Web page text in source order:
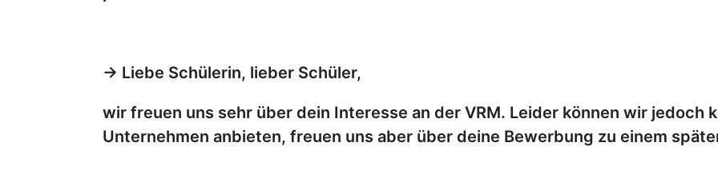
→ Liebe Schülerin, lieber Schüler,
wir freuen uns sehr über dein Interesse an der VRM. Leider können wir jedoch
Unternehmen anbieten, freuen uns aber über deine Bewerbung zu einem